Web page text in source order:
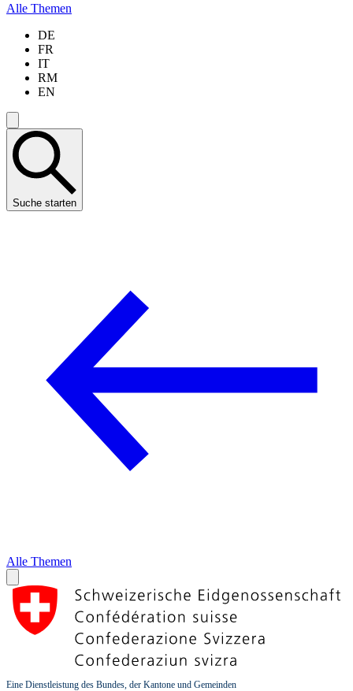
Alle Themen
DE
FR
IT
RM
EN
Suche starten
Alle Themen
Eine Dienstleistung des Bundes, der Kantone und Gemeinden